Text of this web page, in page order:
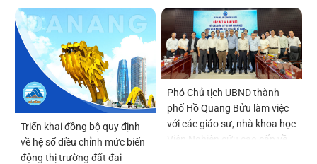
hành Quy chế tổ chức và
hoạt động của thôn, tổ dân
phố
dựng và kinh doanh kết cấu
hạ tầng khu chức năng tại vị
trí số 6 thuộc Khu thương
mại tự do Đà Nẵng
Triển khai đồng bộ quy định
về hệ số điều chỉnh mức biến
động thị trường đất đai
Phó Chủ tịch UBND thành
phố Hồ Quang Bửu làm việc
với các giáo sư, nhà khoa học
Viện Nghiên cứu cao cấp về